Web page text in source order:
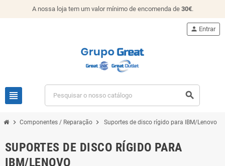
A nossa loja tem um valor mínimo de encomenda de 30€.
view_headline search
person Entrar
chevron_right Componentes / Reparação chevron_right Suportes de disco rígido para IBM/Lenovo
SUPORTES DE DISCO RÍGIDO PARA
IBM/LENOVO